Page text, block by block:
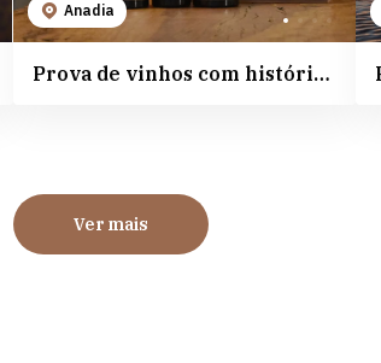
Anadia
Prova de vinhos com história nas Caves São João
Ver mais